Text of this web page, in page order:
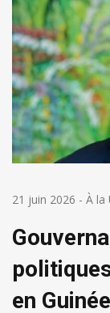
21 juin 2026 - À la
en